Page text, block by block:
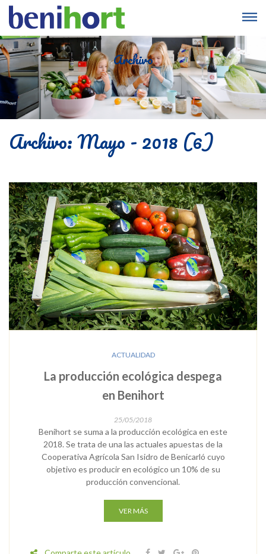
Archivo
Archivo: Mayo - 2018 (6)
ACTUALIDAD
La producción ecológica despega
en Benihort
25/05/2018
Benihort se suma a la producción ecológica en este
2018. Se trata de una las actuales apuestas de la
Cooperativa Agrícola San Isidro de Benicarló cuyo
objetivo es producir en ecológico un 10% de su
producción convencional.
VER MÁS